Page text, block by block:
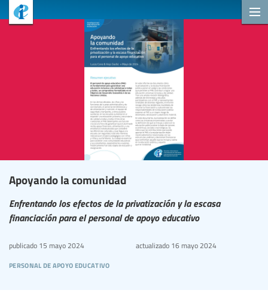
Apoyando la comunidad
Enfrentando los efectos de la privatización y la escasa
financiación para el personal de apoyo educativo
personal de apoyo educativo
publicado 15 mayo 2024 actualizado16 mayo 2024